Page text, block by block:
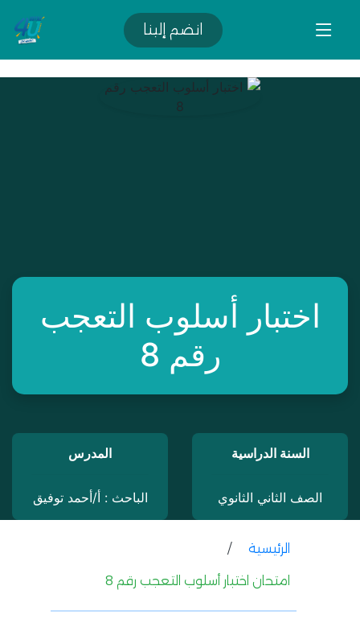
انضم إلينا
اختبار أسلوب التعجب
رقم 8
السنة الدراسية
الصف الثاني الثانوي
المدرس
الباحث : أ/أحمد توفيق
الرئيسية /
امتحان اختبار أسلوب التعجب رقم 8